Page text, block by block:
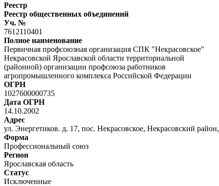
Реестр
Реестр общественных объединений
Уч. №
7612110401
Полное наименование
Первичная профсоюзная организация СПК "Некрасовское"
Некрасовской Ярославской области территориальной
(районной) организации профсоюза работников
агропромышленного комплекса Российской Федерации
ОГРН
1027600000735
Дата ОГРН
14.10.2002
Адрес
ул. Энергетиков. д. 17, пос. Некрасовское, Некрасовский
Форма
Профессиональный союз
Регион
Ярославская область
Статус
Исключенные